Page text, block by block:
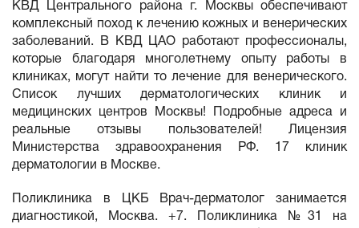
КВД Центрального района г. Москвы обеспечивают
комплексный поход к лечению кожных и венерических
заболеваний. В КВД ЦАО работают профессионалы,
которые благодаря многолетнему опыту работы в
клиниках, могут найти то лечение для венерического.
Список лучших дерматологических клиник и
медицинских центров Москвы! Подробные адреса и
реальные отзывы пользователей! Лицензия
Министерства здравоохранения РФ. 17 клиник
дерматологии в Москве.
Поликлиника в ЦКБ Врач-дерматолог занимается
диагностикой, Москва. +7. Поликлиника №31 на